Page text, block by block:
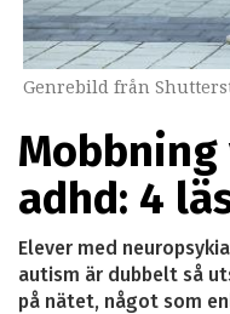
Genrebild från
adhd: 4
Elever med
autism är dubbelt så
på nätet, något som